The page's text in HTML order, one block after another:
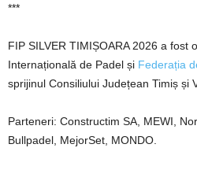
***
FIP SILVER TIMIȘOARA 2026 a fost
Internațională de Padel și Federația
sprijinul Consiliului Județean Timiș și
Parteneri: Constructim SA, MEWI,
Bullpadel, MejorSet, MONDO.